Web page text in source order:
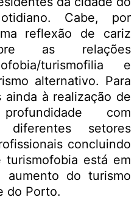
Cabe, por
reflexão de cariz
as relações
turismofilia e
alternativo. Para
à realização de
com
diferentes setores
concluindo
está em
aumento do turismo
do Porto.